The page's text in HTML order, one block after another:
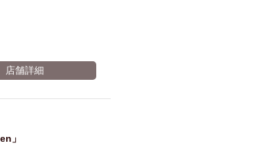
店舗詳細
」